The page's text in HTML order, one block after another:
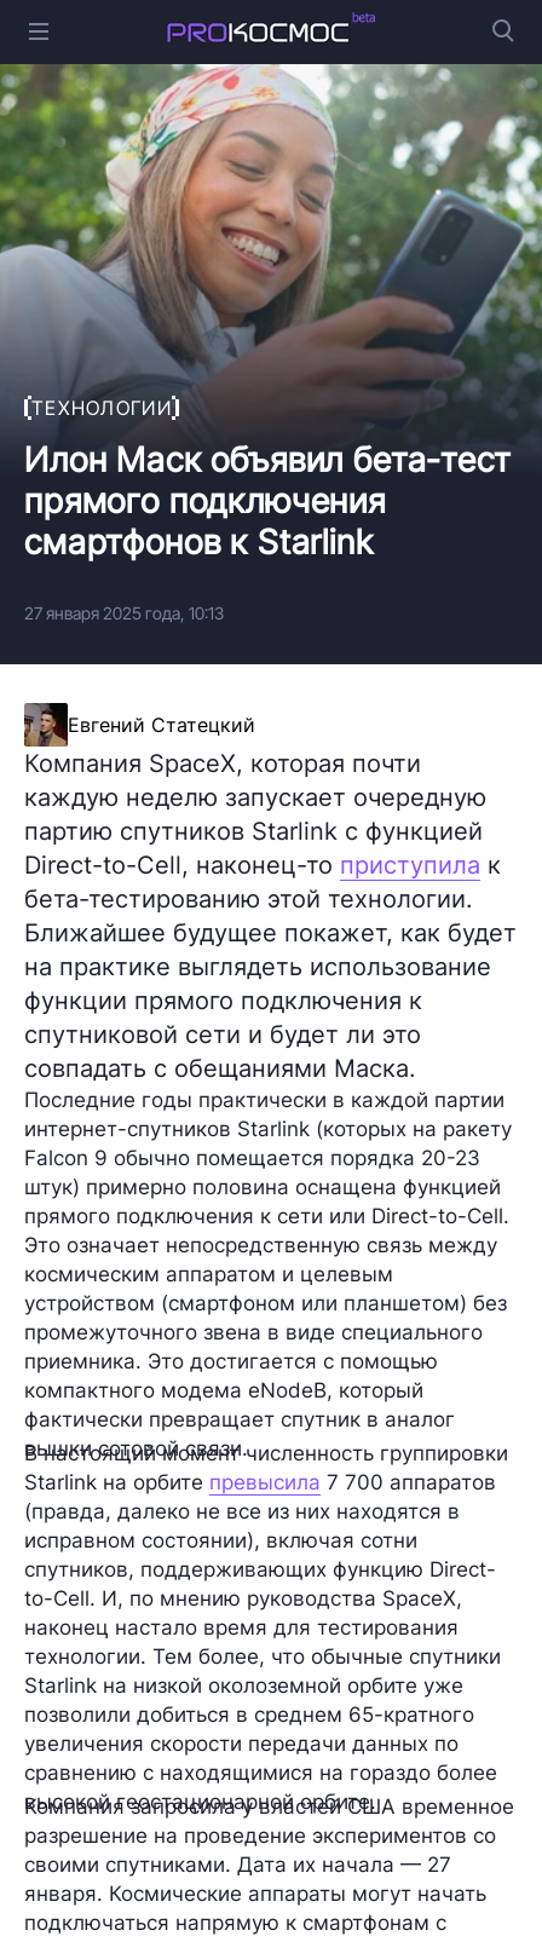
ТЕХНОЛОГИИ
Илон Маск объявил бета-тест
прямого подключения
смартфонов к Starlink
27 января 2025 года, 10:13
Евгений Статецкий
Компания SpaceX, которая почти
каждую неделю запускает очередную
партию спутников Starlink с функцией
Direct-to-Cell, наконец-то приступила к
бета-тестированию этой технологии.
Ближайшее будущее покажет, как будет
на практике выглядеть использование
функции прямого подключения к
спутниковой сети и будет ли это
совпадать с обещаниями Маска.
Последние годы практически в каждой партии
интернет-спутников Starlink (которых на ракету
Falcon 9 обычно помещается порядка 20-23
штук) примерно половина оснащена функцией
прямого подключения к сети или Direct-to-Cell.
Это означает непосредственную связь между
космическим аппаратом и целевым
устройством (смартфоном или планшетом) без
промежуточного звена в виде специального
приемника. Это достигается с помощью
компактного модема eNodeB, который
фактически превращает спутник в аналог
вышки сотовой связи.
В настоящий момент численность группировки
Starlink на орбите превысила 7 700 аппаратов
(правда, далеко не все из них находятся в
исправном состоянии), включая сотни
спутников, поддерживающих функцию Direct-
to-Cell. И, по мнению руководства SpaceX,
наконец настало время для тестирования
технологии. Тем более, что обычные спутники
Starlink на низкой околоземной орбите уже
позволили добиться в среднем 65-кратного
увеличения скорости передачи данных по
сравнению с находящимися на гораздо более
высокой геостационарной орбите.
Компания запросила у властей США временное
разрешение на проведение экспериментов со
своими спутниками. Дата их начала — 27
января. Космические аппараты могут начать
подключаться напрямую к смартфонам с